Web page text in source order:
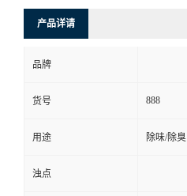
产品详请
品牌
货号 888
用途 除味/除臭
浊点